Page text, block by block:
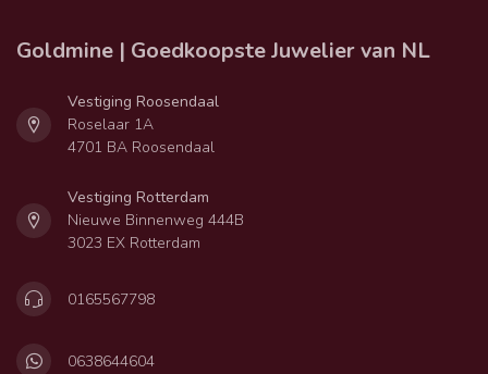
Goldmine | Goedkoopste Juwelier van NL
Vestiging Roosendaal
Roselaar 1A
4701 BA Roosendaal
Vestiging Rotterdam
Nieuwe Binnenweg 444B
3023 EX Rotterdam
0165567798
0638644604